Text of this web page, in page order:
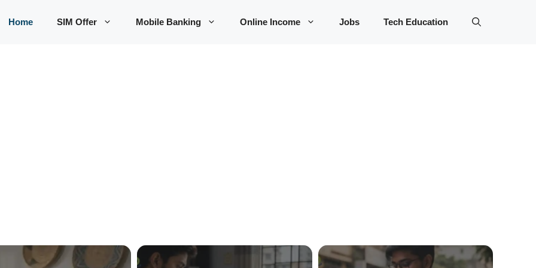
Home SIM Offer Mobile Banking Online Income Jobs Tech Education